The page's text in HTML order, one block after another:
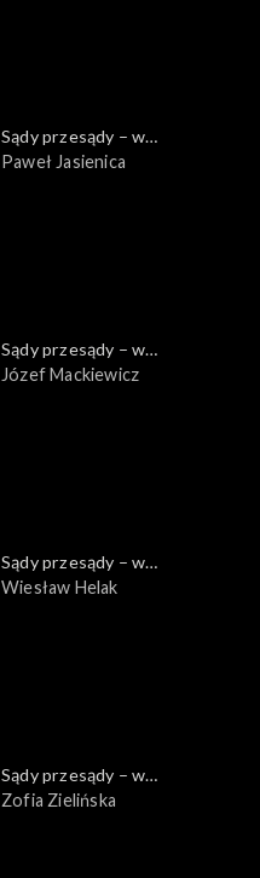
Sądy przesądy – w
powiększeniu
Paweł Jasienica
Sądy przesądy – w
powiększeniu
Józef Mackiewicz
Sądy przesądy – w
powiększeniu
Wiesław Helak
Sądy przesądy – w
powiększeniu
Zofia Zielińska